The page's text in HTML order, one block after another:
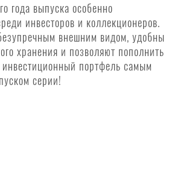
года выпуска особенно
инвесторов и коллекционеров.
внешним видом, удобны
хранения и позволяют пополнить
портфель самым
серии!